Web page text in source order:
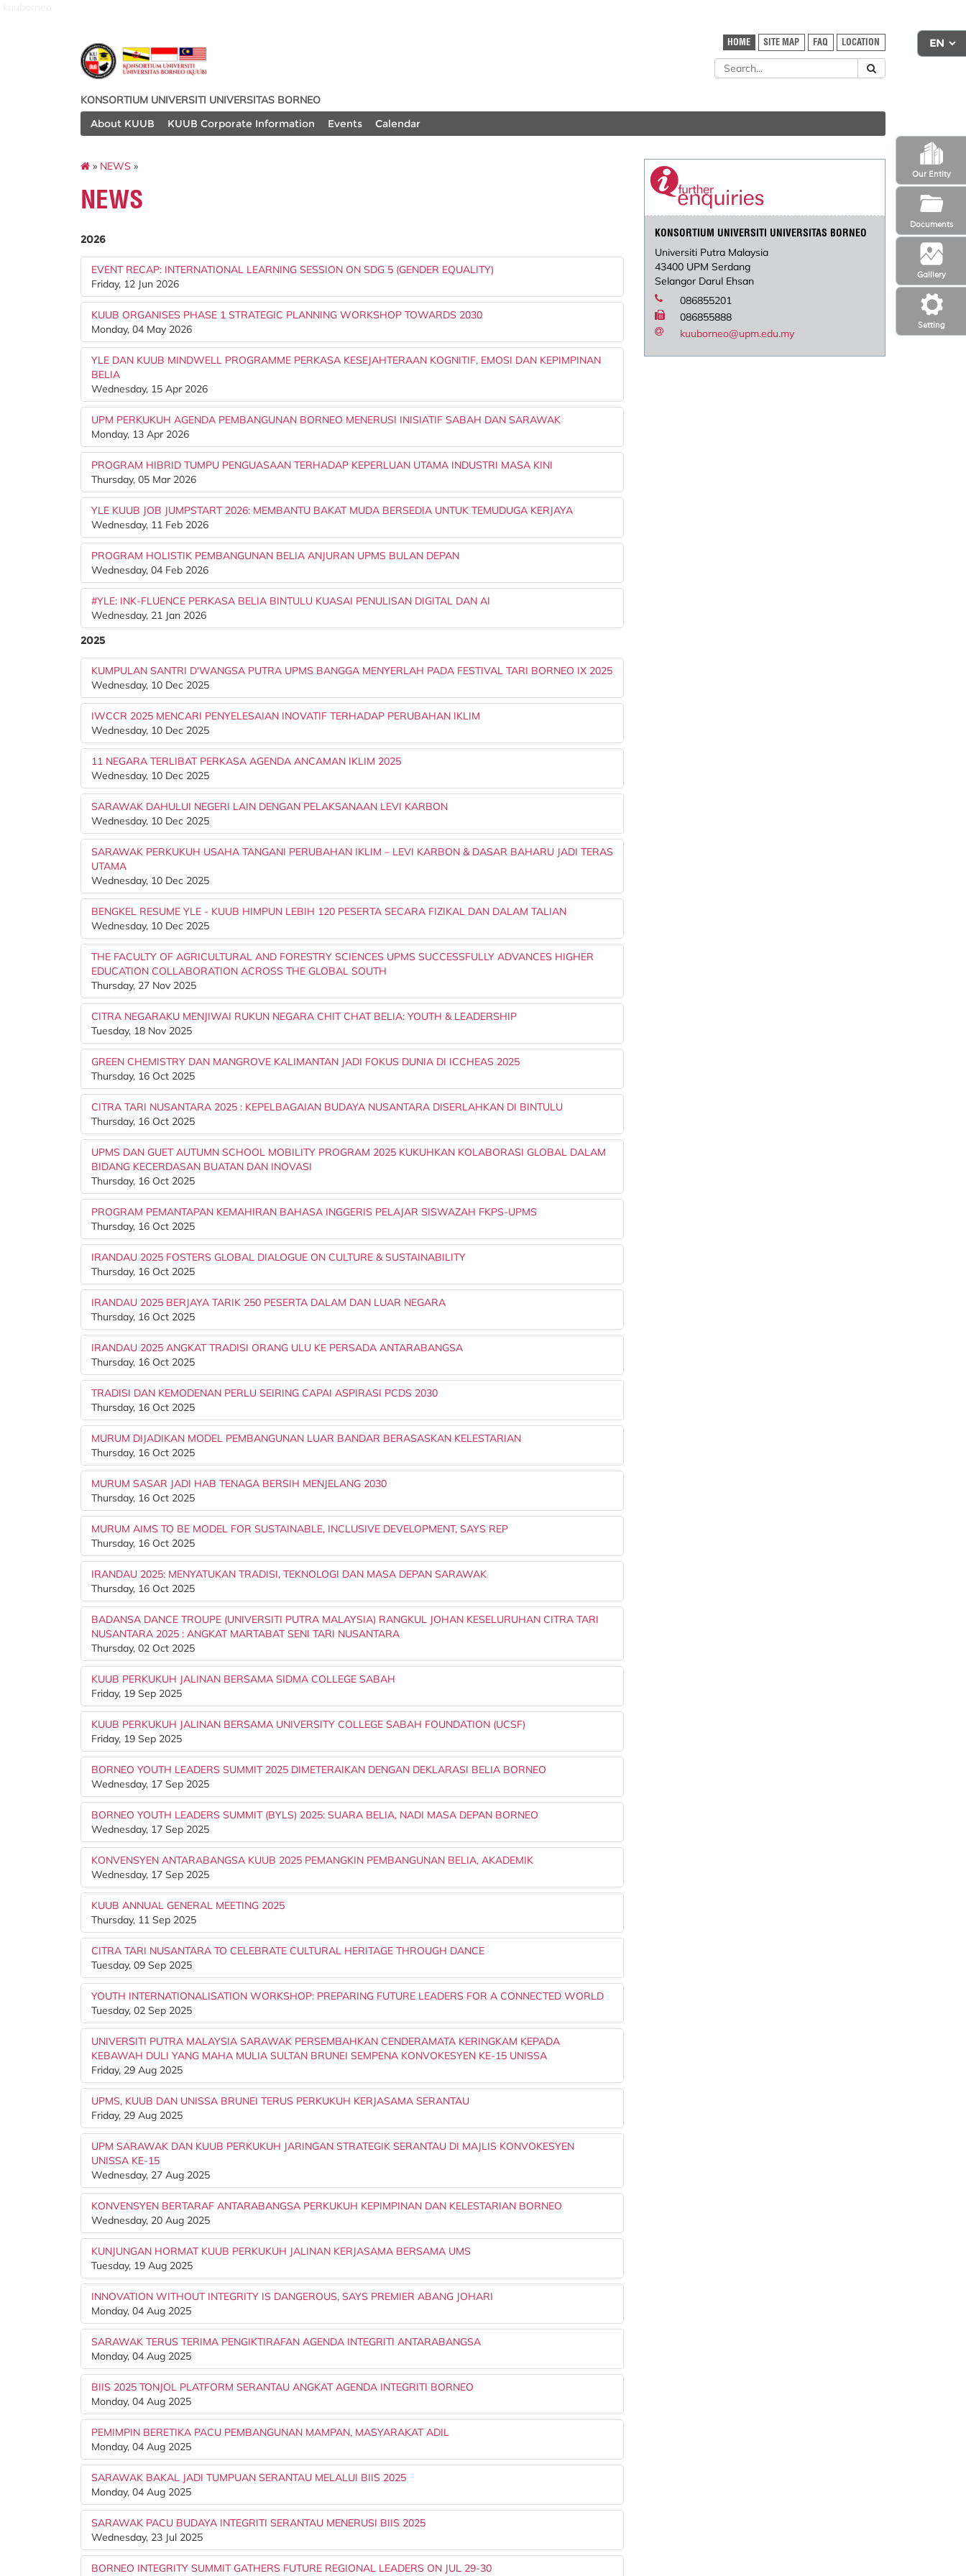
Setting
Galllery
Our Entity
Documents
HOME SITE MAP FAQ LOCATION
KONSORTIUM UNIVERSITI UNIVERSITAS BORNEO
About KUUB
KUUB Corporate Information Events Calendar
» NEWS »
NEWS
2026
EVENT RECAP: INTERNATIONAL LEARNING SESSION ON SDG 5 (GENDER EQUALITY)
Friday, 12 Jun 2026
KUUB ORGANISES PHASE 1 STRATEGIC PLANNING WORKSHOP TOWARDS 2030
Monday, 04 May 2026
YLE DAN KUUB MINDWELL PROGRAMME PERKASA KESEJAHTERAAN KOGNITIF, EMOSI DAN KEPIMPINAN
BELIA
Wednesday, 15 Apr 2026
UPM PERKUKUH AGENDA PEMBANGUNAN BORNEO MENERUSI INISIATIF SABAH DAN SARAWAK
Monday, 13 Apr 2026
PROGRAM HIBRID TUMPU PENGUASAAN TERHADAP KEPERLUAN UTAMA INDUSTRI MASA KINI
Thursday, 05 Mar 2026
YLE KUUB JOB JUMPSTART 2026: MEMBANTU BAKAT MUDA BERSEDIA UNTUK TEMUDUGA KERJAYA
Wednesday, 11 Feb 2026
PROGRAM HOLISTIK PEMBANGUNAN BELIA ANJURAN UPMS BULAN DEPAN
Wednesday, 04 Feb 2026
#YLE: INK-FLUENCE PERKASA BELIA BINTULU KUASAI PENULISAN DIGITAL DAN AI
Wednesday, 21 Jan 2026
2025
KUMPULAN SANTRI D'WANGSA PUTRA UPMS BANGGA MENYERLAH PADA FESTIVAL TARI BORNEO IX 2025
Wednesday, 10 Dec 2025
IWCCR 2025 MENCARI PENYELESAIAN INOVATIF TERHADAP PERUBAHAN IKLIM
Wednesday, 10 Dec 2025
11 NEGARA TERLIBAT PERKASA AGENDA ANCAMAN IKLIM 2025
Wednesday, 10 Dec 2025
SARAWAK DAHULUI NEGERI LAIN DENGAN PELAKSANAAN LEVI KARBON
Wednesday, 10 Dec 2025
SARAWAK PERKUKUH USAHA TANGANI PERUBAHAN IKLIM – LEVI KARBON & DASAR BAHARU JADI TERAS
UTAMA
Wednesday, 10 Dec 2025
BENGKEL RESUME YLE - KUUB HIMPUN LEBIH 120 PESERTA SECARA FIZIKAL DAN DALAM TALIAN
Wednesday, 10 Dec 2025
THE FACULTY OF AGRICULTURAL AND FORESTRY SCIENCES UPMS SUCCESSFULLY ADVANCES HIGHER
EDUCATION COLLABORATION ACROSS THE GLOBAL SOUTH
Thursday, 27 Nov 2025
CITRA NEGARAKU MENJIWAI RUKUN NEGARA CHIT CHAT BELIA: YOUTH & LEADERSHIP
Tuesday, 18 Nov 2025
GREEN CHEMISTRY DAN MANGROVE KALIMANTAN JADI FOKUS DUNIA DI ICCHEAS 2025
Thursday, 16 Oct 2025
CITRA TARI NUSANTARA 2025 : KEPELBAGAIAN BUDAYA NUSANTARA DISERLAHKAN DI BINTULU
Thursday, 16 Oct 2025
UPMS DAN GUET AUTUMN SCHOOL MOBILITY PROGRAM 2025 KUKUHKAN KOLABORASI GLOBAL DALAM
BIDANG KECERDASAN BUATAN DAN INOVASI
Thursday, 16 Oct 2025
PROGRAM PEMANTAPAN KEMAHIRAN BAHASA INGGERIS PELAJAR SISWAZAH FKPS-UPMS
Thursday, 16 Oct 2025
IRANDAU 2025 FOSTERS GLOBAL DIALOGUE ON CULTURE & SUSTAINABILITY
Thursday, 16 Oct 2025
IRANDAU 2025 BERJAYA TARIK 250 PESERTA DALAM DAN LUAR NEGARA
Thursday, 16 Oct 2025
IRANDAU 2025 ANGKAT TRADISI ORANG ULU KE PERSADA ANTARABANGSA
Thursday, 16 Oct 2025
TRADISI DAN KEMODENAN PERLU SEIRING CAPAI ASPIRASI PCDS 2030
Thursday, 16 Oct 2025
MURUM DIJADIKAN MODEL PEMBANGUNAN LUAR BANDAR BERASASKAN KELESTARIAN
Thursday, 16 Oct 2025
MURUM SASAR JADI HAB TENAGA BERSIH MENJELANG 2030
Thursday, 16 Oct 2025
MURUM AIMS TO BE MODEL FOR SUSTAINABLE, INCLUSIVE DEVELOPMENT, SAYS REP
Thursday, 16 Oct 2025
IRANDAU 2025: MENYATUKAN TRADISI, TEKNOLOGI DAN MASA DEPAN SARAWAK
Thursday, 16 Oct 2025
BADANSA DANCE TROUPE (UNIVERSITI PUTRA MALAYSIA) RANGKUL JOHAN KESELURUHAN CITRA TARI
NUSANTARA 2025 : ANGKAT MARTABAT SENI TARI NUSANTARA
Thursday, 02 Oct 2025
KUUB PERKUKUH JALINAN BERSAMA SIDMA COLLEGE SABAH
Friday, 19 Sep 2025
KUUB PERKUKUH JALINAN BERSAMA UNIVERSITY COLLEGE SABAH FOUNDATION (UCSF)
Friday, 19 Sep 2025
BORNEO YOUTH LEADERS SUMMIT 2025 DIMETERAIKAN DENGAN DEKLARASI BELIA BORNEO
Wednesday, 17 Sep 2025
BORNEO YOUTH LEADERS SUMMIT (BYLS) 2025: SUARA BELIA, NADI MASA DEPAN BORNEO
Wednesday, 17 Sep 2025
KONVENSYEN ANTARABANGSA KUUB 2025 PEMANGKIN PEMBANGUNAN BELIA, AKADEMIK
Wednesday, 17 Sep 2025
KUUB ANNUAL GENERAL MEETING 2025
Thursday, 11 Sep 2025
CITRA TARI NUSANTARA TO CELEBRATE CULTURAL HERITAGE THROUGH DANCE
Tuesday, 09 Sep 2025
YOUTH INTERNATIONALISATION WORKSHOP: PREPARING FUTURE LEADERS FOR A CONNECTED WORLD
Tuesday, 02 Sep 2025
UNIVERSITI PUTRA MALAYSIA SARAWAK PERSEMBAHKAN CENDERAMATA KERINGKAM KEPADA
KEBAWAH DULI YANG MAHA MULIA SULTAN BRUNEI SEMPENA KONVOKESYEN KE-15 UNISSA
Friday, 29 Aug 2025
UPMS, KUUB DAN UNISSA BRUNEI TERUS PERKUKUH KERJASAMA SERANTAU
Friday, 29 Aug 2025
UPM SARAWAK DAN KUUB PERKUKUH JARINGAN STRATEGIK SERANTAU DI MAJLIS KONVOKESYEN
UNISSA KE-15
Wednesday, 27 Aug 2025
KONVENSYEN BERTARAF ANTARABANGSA PERKUKUH KEPIMPINAN DAN KELESTARIAN BORNEO
Wednesday, 20 Aug 2025
KUNJUNGAN HORMAT KUUB PERKUKUH JALINAN KERJASAMA BERSAMA UMS
Tuesday, 19 Aug 2025
INNOVATION WITHOUT INTEGRITY IS DANGEROUS, SAYS PREMIER ABANG JOHARI
Monday, 04 Aug 2025
SARAWAK TERUS TERIMA PENGIKTIRAFAN AGENDA INTEGRITI ANTARABANGSA
Monday, 04 Aug 2025
BIIS 2025 TONJOL PLATFORM SERANTAU ANGKAT AGENDA INTEGRITI BORNEO
Monday, 04 Aug 2025
PEMIMPIN BERETIKA PACU PEMBANGUNAN MAMPAN, MASYARAKAT ADIL
Monday, 04 Aug 2025
SARAWAK BAKAL JADI TUMPUAN SERANTAU MELALUI BIIS 2025
Monday, 04 Aug 2025
SARAWAK PACU BUDAYA INTEGRITI SERANTAU MENERUSI BIIS 2025
Wednesday, 23 Jul 2025
BORNEO INTEGRITY SUMMIT GATHERS FUTURE REGIONAL LEADERS ON JUL 29-30
KONSORTIUM UNIVERSITI UNIVERSITAS BORNEO
Universiti Putra Malaysia
43400 UPM Serdang
Selangor Darul Ehsan
086855201
086855888
kuuborneo@upm.edu.my